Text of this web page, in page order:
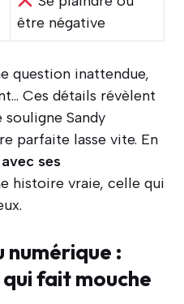
être négative
question inattendue,
Ces détails révèlent
Sandy
parfaite lasse vite. En
ses
histoire vraie, celle qui
numérique :
qui fait mouche